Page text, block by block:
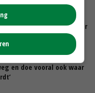
krimpt, pluimveesector
en doe vooral ook waar